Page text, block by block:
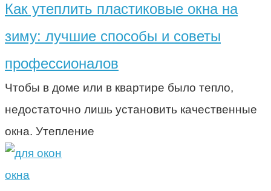
Как утеплить пластиковые окна на
зиму: лучшие способы и советы
профессионалов
Чтобы в доме или в квартире было тепло,
недостаточно лишь установить качественные
окна. Утепление
окна